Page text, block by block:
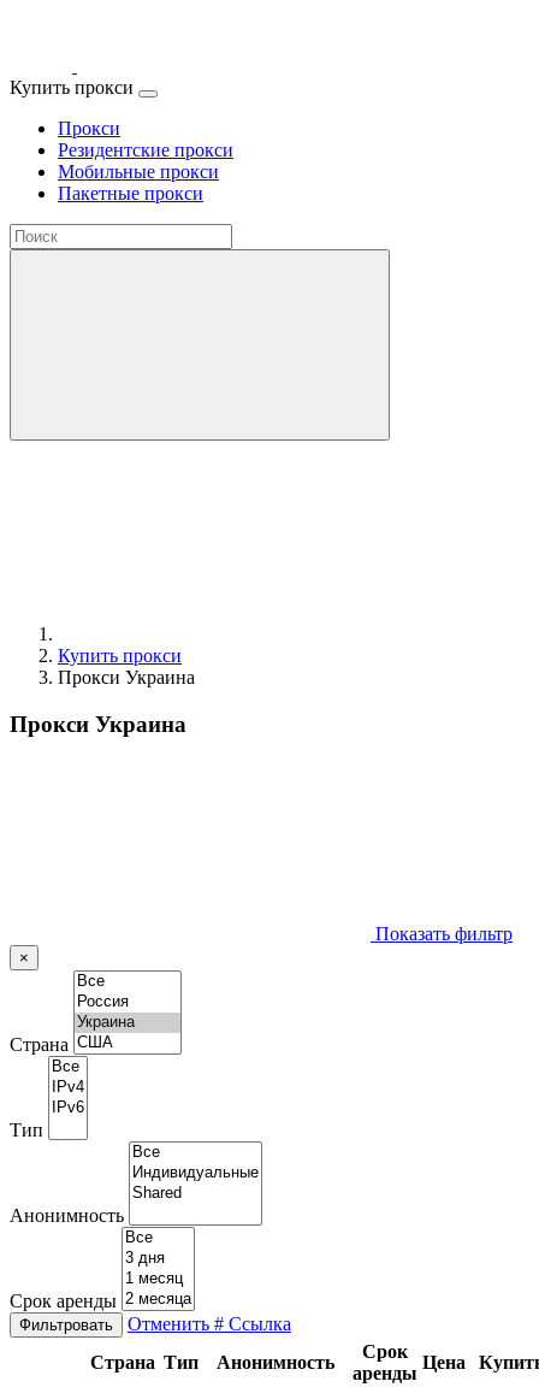
Купить прокси
Прокси
Резидентские прокси
Мобильные прокси
Пакетные прокси
Купить прокси
Прокси Украина
Прокси Украина
Показать фильтр
×
Страна
Тип
Анонимность
Срок аренды
Фильтровать Отменить # Ссылка
Страна Тип Анонимность
Срок
аренды
Цена